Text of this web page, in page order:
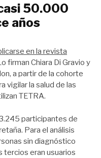
50.000
años
en la revista
firman Chiara Di Gravio y
a partir de la cohorte
vigilar la salud de las
TETRA.
participantes de
Para el análisis
sin diagnóstico
tercios eran usuarios